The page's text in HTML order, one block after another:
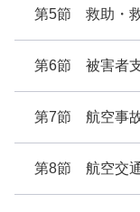
第5節 救助・
第6節 被害者
第7節 航空事
第8節 航空交